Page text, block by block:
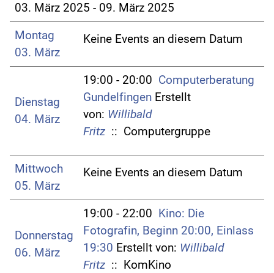
03. März 2025 - 09. März 2025
Montag
03. März
Keine Events an diesem Datum
Dienstag
04. März
19:00 - 20:00 Computerberatung
Gundelfingen Erstellt
von: Willibald
Fritz :: Computergruppe
Mittwoch
05. März
Keine Events an diesem Datum
Donnerstag
06. März
19:00 - 22:00 Kino: Die
Fotografin, Beginn 20:00, Einlass
19:30 Erstellt von: Willibald
Fritz :: KomKino